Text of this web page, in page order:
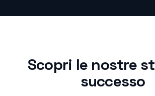
Scopri le nostre
successo